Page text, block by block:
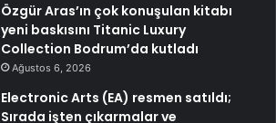
Özgür Aras’ın çok konuşulan kitabı
yeni baskısını Titanic Luxury
Collection Bodrum’da kutladı
Ağustos 6, 2026
Electronic Arts (EA) resmen satıldı;
Sırada işten çıkarmalar ve